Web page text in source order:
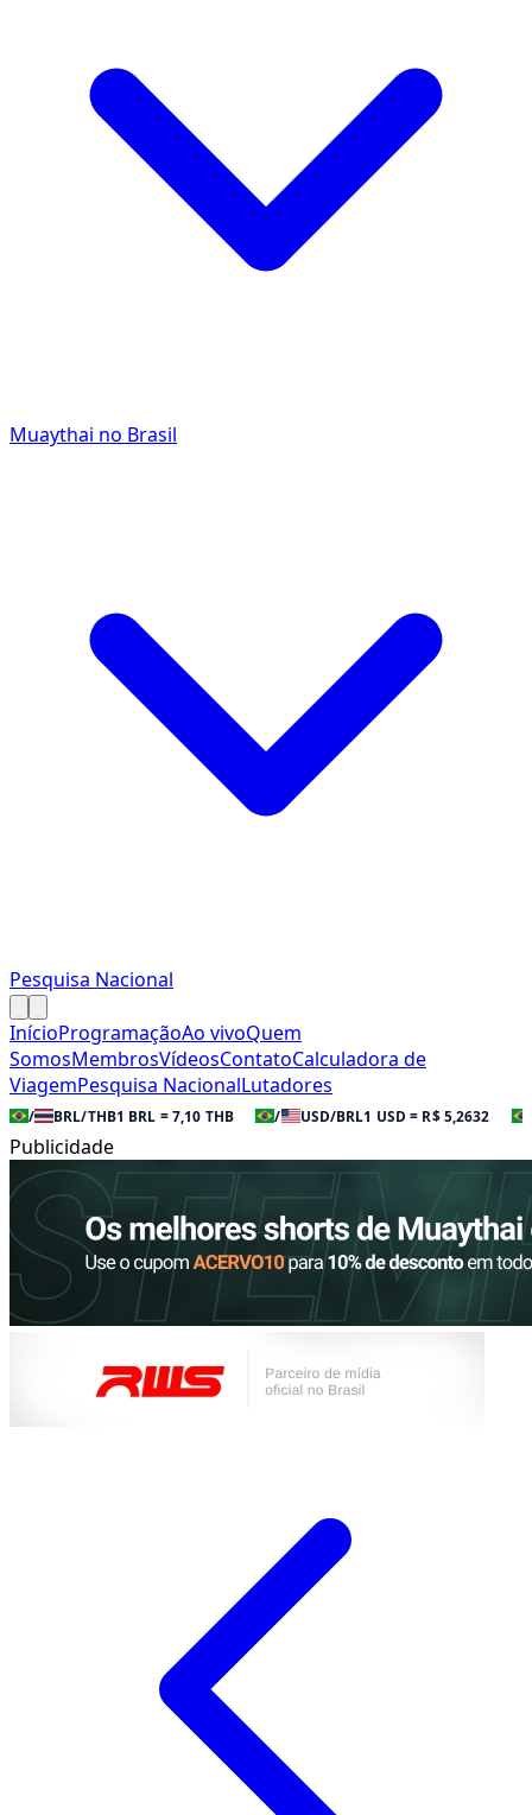
Muaythai no Brasil
Pesquisa Nacional
InícioProgramaçãoAo vivoQuem
SomosMembrosVídeosContatoCalculadora de
ViagemPesquisa NacionalLutadores
/ BRL/THB1 BRL = 7,10 THB / USD/BRL1 USD = R$ 5,2632
Publicidade